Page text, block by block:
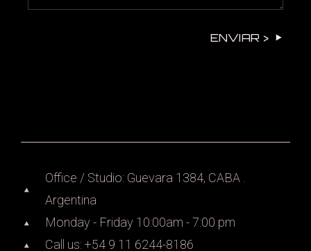
ENVIAR >
Office / Studio: Guevara 1384, CABA .
Argentina
Monday - Friday 10:00am - 7:00 pm
Call us: +54 9 11 6244-8186